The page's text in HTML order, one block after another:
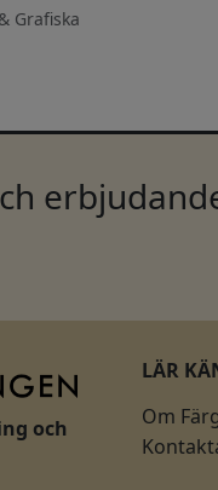
Grafiska
och
LÄR
Om